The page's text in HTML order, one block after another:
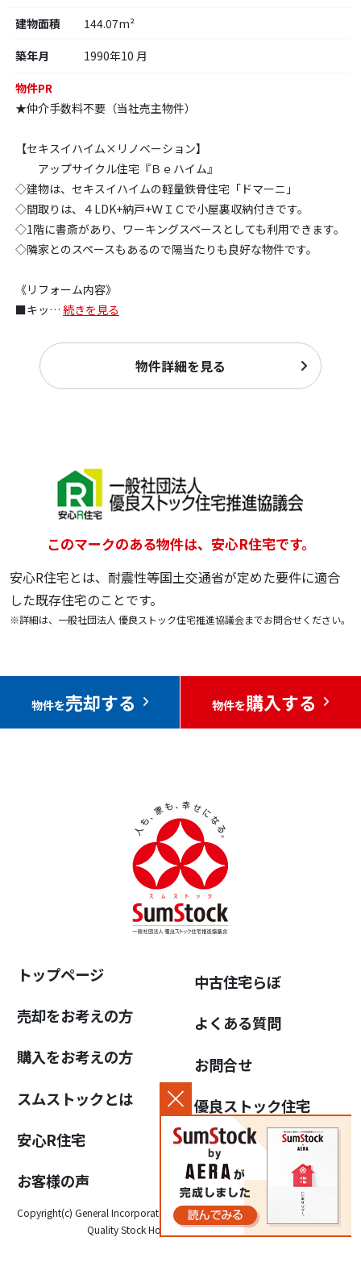
建物面積
144.07m²
築年月
1990年10 月
物件PR
★仲介手数料不要（当社売主物件）
【セキスイハイム×リノベーション】
アップサイクル住宅『Ｂｅハイム』
◇建物は、セキスイハイムの軽量鉄骨住宅「ドマーニ」
◇間取りは、４LDK+納戸+ＷＩＣで小屋裏収納付きです。
◇1階に書斎があり、ワーキングスペースとしても利用できます。
◇隣家とのスペースもあるので陽当たりも良好な物件です。
《リフォーム内容》
■キッ… 続きを見る
物件詳細を見る
このマークのある物件は、安心R住宅です。
安心R住宅とは、耐震性等国土交通省が定めた要件に適合
した既存住宅のことです。
※詳細は、一般社団法人 優良ストック住宅推進協議会までお問合せください。
物件を売却する 物件を購入する
トップページ
売却をお考えの方
購入をお考えの方
スムストックとは
安心R住宅
お客様の声
中古住宅らぼ
よくある質問
お問合せ
優良ストック住宅
推進協議会について
個人情報保護方針
Copyright(c) General Incorporated Association for the Promotion of High-
Quality Stock Housing, All Rights Reserved.